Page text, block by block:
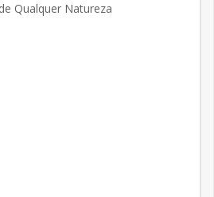
Qualquer Natureza